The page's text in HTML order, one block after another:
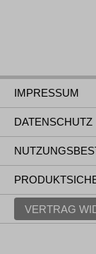
IMPRESSUM
DATENSCHUTZ
VERTRAG